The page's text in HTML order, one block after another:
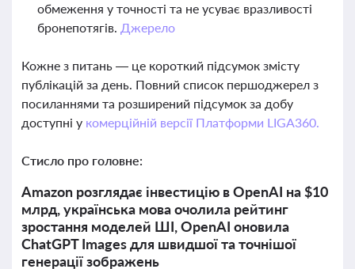
обмеження у точності та не усуває вразливості
бронепотягів. Джерело
Кожне з питань — це короткий підсумок змісту
публікацій за день. Повний список першоджерел з
посиланнями та розширений підсумок за добу
доступні у комерційній версії Платформи LIGA360.
Стисло про головне:
Amazon розглядає інвестицію в OpenAI на $10
млрд, українська мова очолила рейтинг
зростання моделей ШІ, OpenAI оновила
ChatGPT Images для швидшої та точнішої
генерації зображень